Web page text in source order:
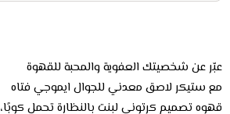
عبّر عن شخصيتك العفوية والمحبة للقهوة
مع ستيكر لاصق معدني للجوال ايموجي فتاه
قهوه تصميم كرتوني لبنت بالنظارة تحمل كوبًا،